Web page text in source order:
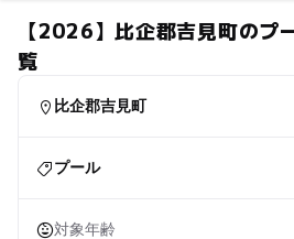
【2026】比企郡吉見町のプ
覧
比企郡吉見町
プール
対象年齢